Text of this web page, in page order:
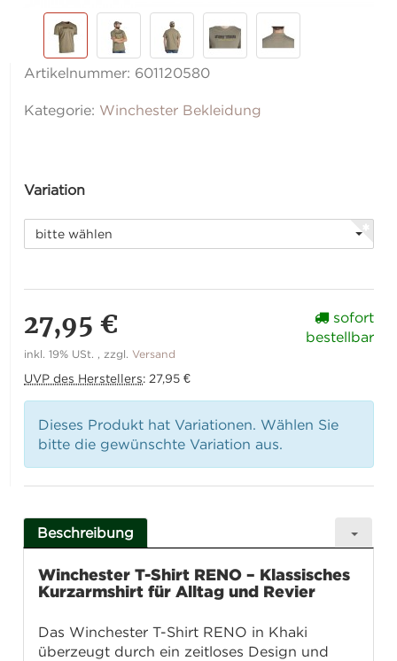
Artikelnummer: 601120580
Kategorie: Winchester Bekleidung
Variation
bitte wählen
27,95 €
inkl. 19% USt. , zzgl.Versand
UVP des Herstellers: 27,95 €
sofort
bestellbar
Dieses Produkt hat Variationen. Wählen Sie
bitte die gewünschte Variation aus.
Beschreibung
Winchester T-Shirt RENO – Klassisches
Kurzarmshirt für Alltag und Revier
Das Winchester T-Shirt RENO in Khaki
überzeugt durch ein zeitloses Design und